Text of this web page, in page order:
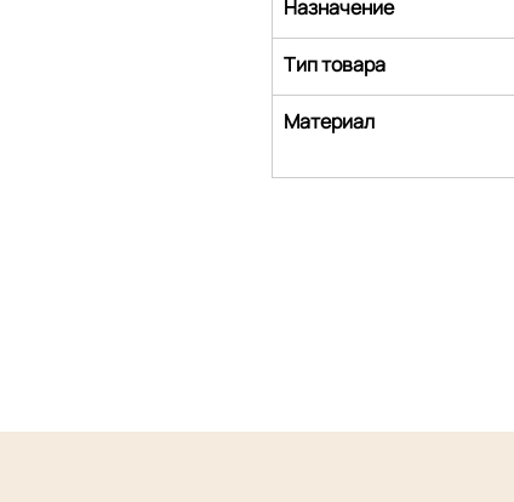
Назначение
Тип товара
Материал